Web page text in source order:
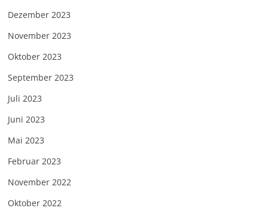
Dezember 2023
November 2023
Oktober 2023
September 2023
Juli 2023
Juni 2023
Mai 2023
Februar 2023
November 2022
Oktober 2022